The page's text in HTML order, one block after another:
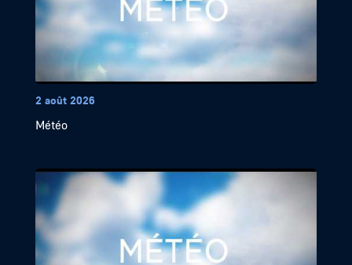
2 août 2026
Météo